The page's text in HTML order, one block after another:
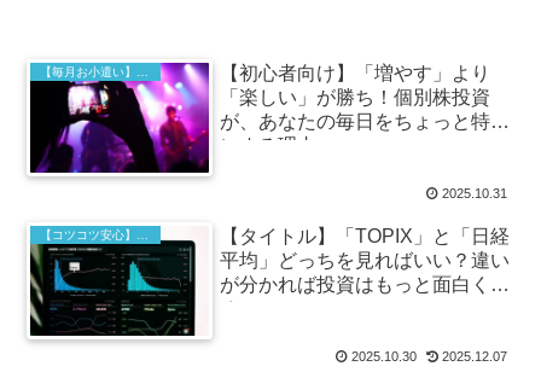
【毎月お小遣い】高配当株投資
【初心者向け】「増やす」より
「楽しい」が勝ち！個別株投資
が、あなたの毎日をちょっと特別
にする理由
2025.10.31
【タイトル】「TOPIX」と「日経
平均」どっちを見ればいい？違い
が分かれば投資はもっと面白くな
る！
2025.10.30 2025.12.07